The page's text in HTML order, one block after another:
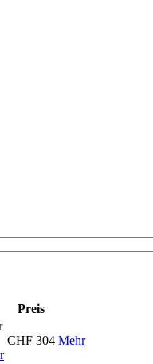
Preis
CHF 304 Mehr